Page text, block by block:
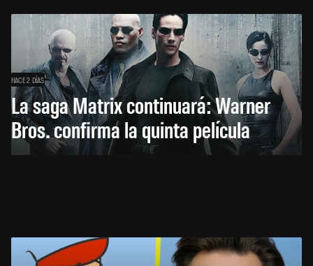
HACE 2 DÍAS
La saga Matrix continuará: Warner
Bros. confirma la quinta película